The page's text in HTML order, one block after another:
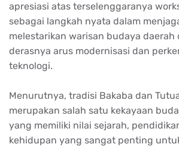
apresiasi atas terselenggaranya
sebagai langkah nyata dalam
melestarikan warisan budaya daerah
derasnya arus modernisasi dan
teknologi.
Menurutnya, tradisi Bakaba dan
merupakan salah satu kekayaan
yang memiliki nilai sejarah,
kehidupan yang sangat penting